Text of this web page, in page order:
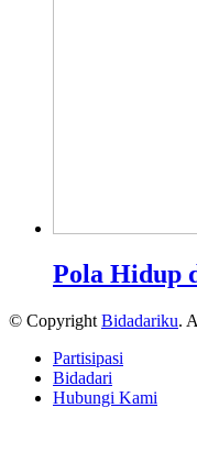
Pola Hidup
© Copyright Bidadariku.
Partisipasi
Bidadari
Hubungi Kami